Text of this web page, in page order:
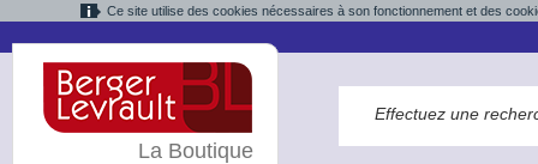
Ce site utilise des cookies nécessaires à son fonctionnement et des
La Boutique